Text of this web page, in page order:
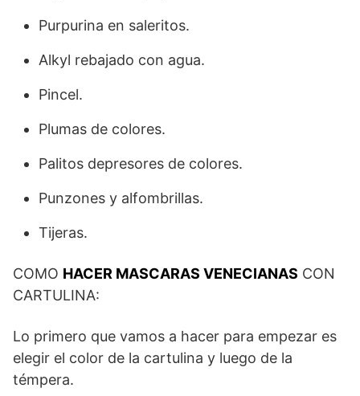
Purpurina en saleritos.
Alkyl rebajado con agua.
Pincel.
Plumas de colores.
Palitos depresores de colores.
Punzones y alfombrillas.
Tijeras.
COMO HACER MASCARAS VENECIANAS CON
CARTULINA:
Lo primero que vamos a hacer para empezar es
elegir el color de la cartulina y luego de la
témpera.